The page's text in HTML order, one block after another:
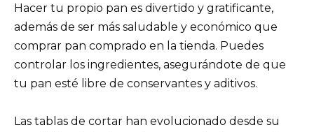
Hacer tu propio pan es divertido y gratificante,
además de ser más saludable y económico que
comprar pan comprado en la tienda. Puedes
controlar los ingredientes, asegurándote de que
tu pan esté libre de conservantes y aditivos.
Las tablas de cortar han evolucionado desde su